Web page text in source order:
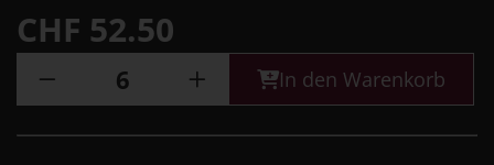
CHF 52.50
In den Warenkorb